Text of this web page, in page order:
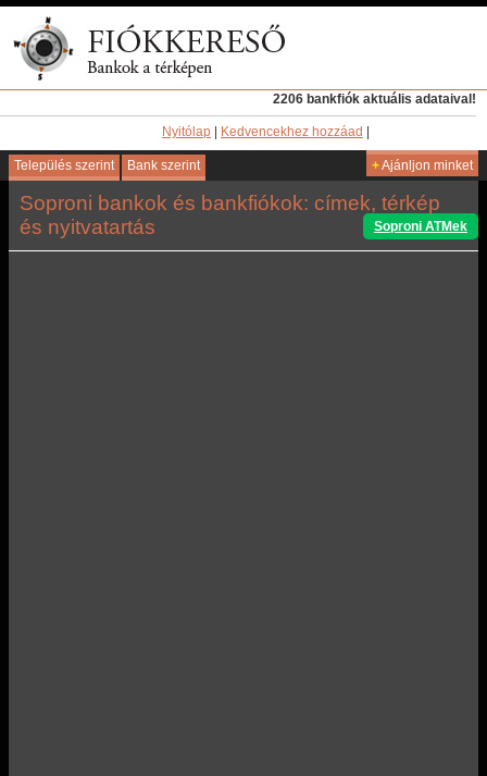
2206 bankfiók aktuális adataival!
Nyitólap Kedvencekhez hozzáad
Település szerint Bank szerint +Ajánljon minket
Soproni bankok és bankfiókok: címek, térkép
és nyitvatartás
Soproni ATMek